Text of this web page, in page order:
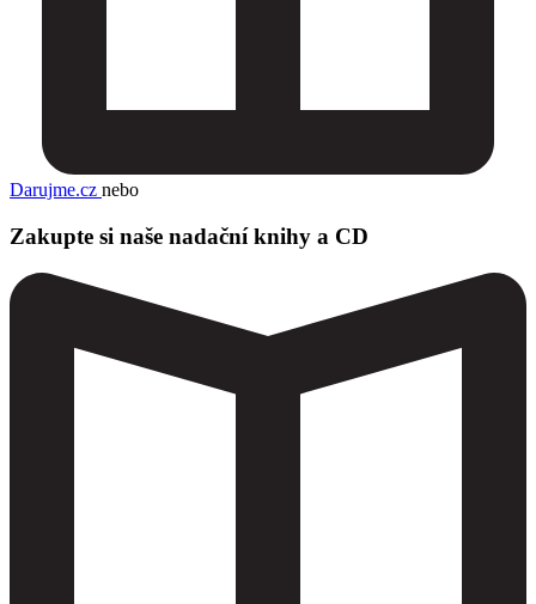
Darujme.cz nebo
Zakupte si naše nadační knihy a CD